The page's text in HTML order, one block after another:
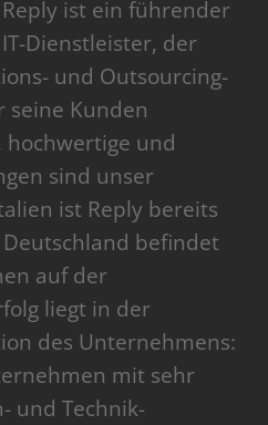
Reply ist ein führender
IT-Dienstleister, der
und Outsourcing-
seine Kunden
und
sind unser
ist Reply bereits
befindet
auf der
liegt in der
des Unternehmens:
mit sehr
und Technik-